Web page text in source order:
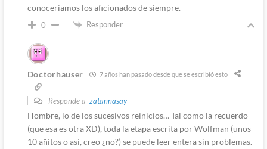
conoceriamos los aficionados de siempre.
0 Responder
Doctorhauser 7 años han pasado desde que se escribió esto
Responde a zatannasay
Hombre, lo de los sucesivos reinicios… Tal como la recuerdo
(que esa es otra XD), toda la etapa escrita por Wolfman (unos
10 añitos o así, creo ¿no?) se puede leer entera sin problemas.